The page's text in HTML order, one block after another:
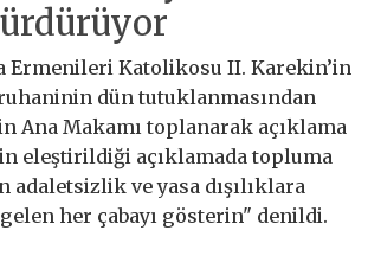
Ermenileri Katolikosu II. Karekin’in
dün tutuklanmasından
Ana Makamı toplanarak açıklama
eleştirildiği açıklamada topluma
adaletsizlik ve yasa dışılıklara
her çabayı gösterin" denildi.